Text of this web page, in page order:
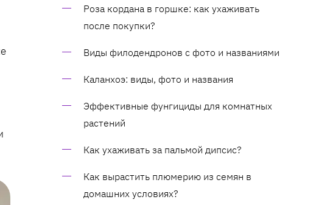
Роза кордана в горшке: как ухаживать
после покупки?
Виды филодендронов с фото и названиями
Каланхоэ: виды, фото и названия
Эффективные фунгициды для комнатных
растений
Как ухаживать за пальмой дипсис?
Как вырастить плюмерию из семян в
домашних условиях?